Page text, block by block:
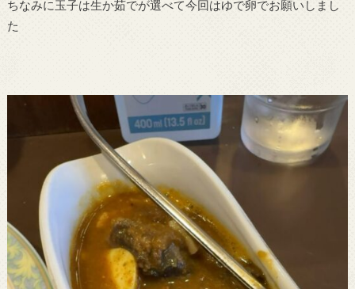
ちなみに玉子は生か茹でが選べて今回はゆで卵でお願いしまし
た